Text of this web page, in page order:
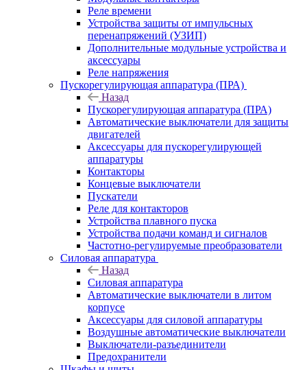
Реле времени
Устройства защиты от импульсных
перенапряжений (УЗИП)
Дополнительные модульные устройства и
аксессуары
Реле напряжения
Пускорегулирующая аппаратура (ПРА)
Назад
Пускорегулирующая аппаратура (ПРА)
Автоматические выключатели для защиты
двигателей
Аксессуары для пускорегулирующей
аппаратуры
Контакторы
Концевые выключатели
Пускатели
Реле для контакторов
Устройства плавного пуска
Устройства подачи команд и сигналов
Частотно-регулируемые преобразователи
Силовая аппаратура
Назад
Силовая аппаратура
Автоматические выключатели в литом
корпусе
Аксессуары для силовой аппаратуры
Воздушные автоматические выключатели
Выключатели-разъединители
Предохранители